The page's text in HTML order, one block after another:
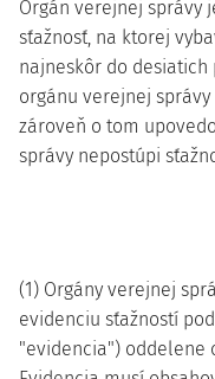
Orgán verejnej správy
sťažnosť, na ktorej
najneskôr do
orgánu verejnej
zároveň o tom
správy nepostúpi
(1) Orgány verejnej
evidenciu sťažností
"evidencia") oddelene